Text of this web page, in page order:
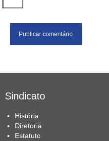
Sindicato
História
Diretoria
Estatuto